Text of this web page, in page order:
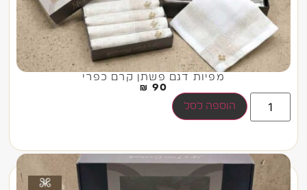
מפיות דגם פשתן קרם כפרי
90
₪
הוספה לסל